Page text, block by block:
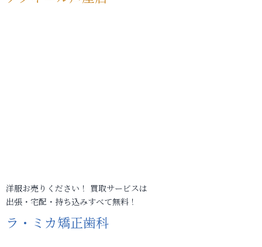
洋服お売りください！ 買取サービスは
出張・宅配・持ち込みすべて無料！
ラ・ミカ矯正歯科